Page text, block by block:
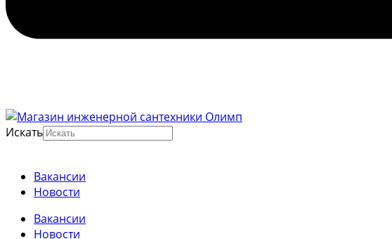
Искать
Вакансии
Новости
Вакансии
Новости